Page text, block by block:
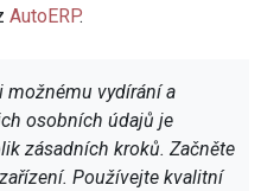
AutoERP.
možnému vydírání a
osobních údajů je
zásadních kroků. Začněte
Používejte kvalitní